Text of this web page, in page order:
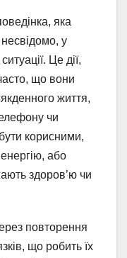
яка
у
Це дії,
що вони
життя,
чи
корисними,
або
здоров’ю чи
повторення
що робить їх